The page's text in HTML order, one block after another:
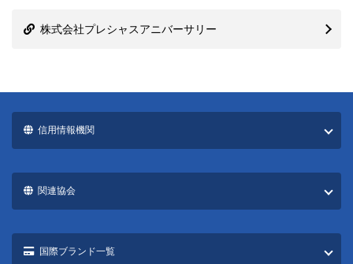
株式会社プレシャスアニバーサリー
信用情報機関
関連協会
国際ブランド一覧